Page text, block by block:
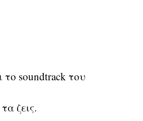
το soundtrack του
ζεις.